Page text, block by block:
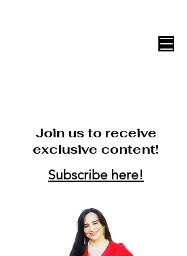
Join us to receive
exclusive content!
Subscribe here!